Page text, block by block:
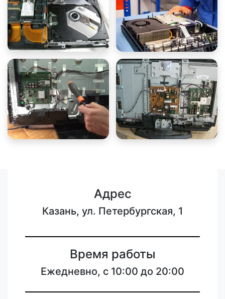
Адрес
Казань, ул. Петербургская, 1
Время работы
Ежедневно, с 10:00 до 20:00